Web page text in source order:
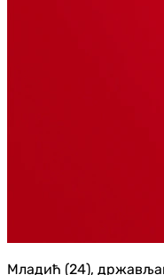
Младић (24),